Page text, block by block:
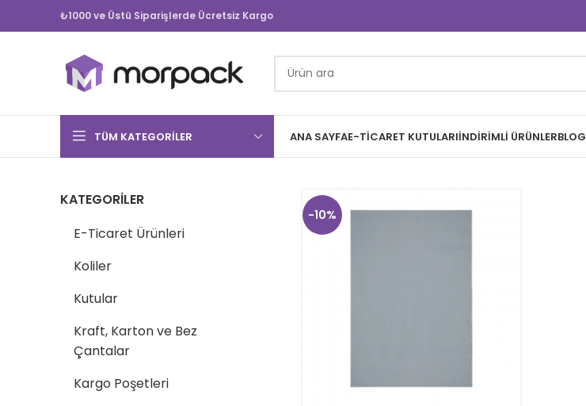
₺1000 ve Üstü Siparişlerde Ücretsiz Kargo
TÜM KATEGORILER ANA SAYFAE-TICARET KUTULARIİNDIRIMLI ÜRÜNLERBLOG
KATEGORILER
E-Ticaret Ürünleri
Koliler
Kutular
Kraft, Karton ve Bez
Çantalar
Kargo Poşetleri
-10%